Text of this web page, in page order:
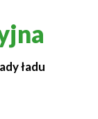
ładu